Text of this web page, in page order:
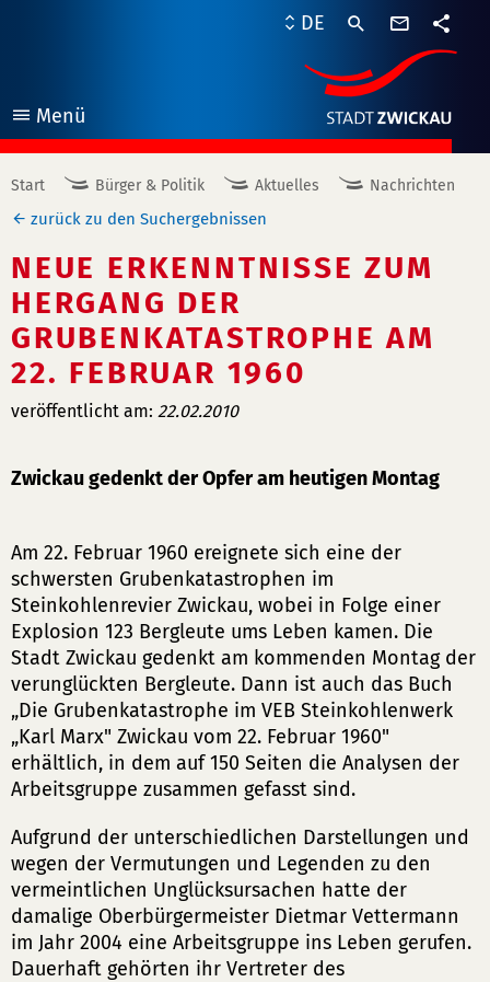
Menü
öffnen
DE
Start Bürger & Politik Aktuelles Nachrichten
zurück zu den Suchergebnissen
NEUE ERKENNTNISSE ZUM
HERGANG DER
GRUBENKATASTROPHE AM
22. FEBRUAR 1960
veröffentlicht am: 22.02.2010
Zwickau gedenkt der Opfer am heutigen Montag
Am 22. Februar 1960 ereignete sich eine der
schwersten Grubenkatastrophen im
Steinkohlenrevier Zwickau, wobei in Folge einer
Explosion 123 Bergleute ums Leben kamen. Die
Stadt Zwickau gedenkt am kommenden Montag der
verunglückten Bergleute. Dann ist auch das Buch
„Die Grubenkatastrophe im VEB Steinkohlenwerk
„Karl Marx" Zwickau vom 22. Februar 1960"
erhältlich, in dem auf 150 Seiten die Analysen der
Arbeitsgruppe zusammen gefasst sind.
Aufgrund der unterschiedlichen Darstellungen und
wegen der Vermutungen und Legenden zu den
vermeintlichen Unglücksursachen hatte der
damalige Oberbürgermeister Dietmar Vettermann
im Jahr 2004 eine Arbeitsgruppe ins Leben gerufen.
Dauerhaft gehörten ihr Vertreter des